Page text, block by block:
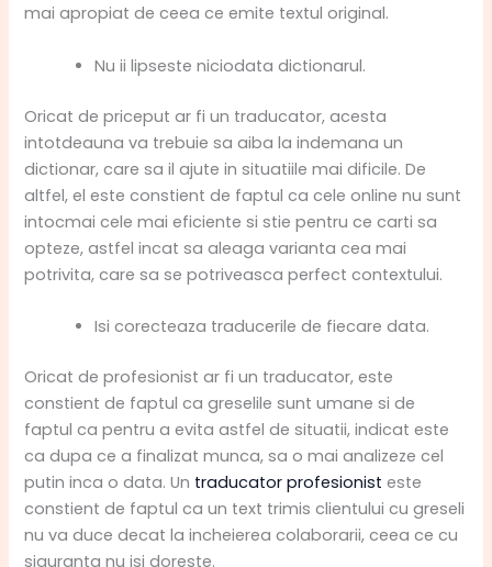
mai apropiat de ceea ce emite textul original.
Nu ii lipseste niciodata dictionarul.
Oricat de priceput ar fi un traducator, acesta
intotdeauna va trebuie sa aiba la indemana un
dictionar, care sa il ajute in situatiile mai dificile. De
altfel, el este constient de faptul ca cele online nu sunt
intocmai cele mai eficiente si stie pentru ce carti sa
opteze, astfel incat sa aleaga varianta cea mai
potrivita, care sa se potriveasca perfect contextului.
Isi corecteaza traducerile de fiecare data.
Oricat de profesionist ar fi un traducator, este
constient de faptul ca greselile sunt umane si de
faptul ca pentru a evita astfel de situatii, indicat este
ca dupa ce a finalizat munca, sa o mai analizeze cel
putin inca o data. Un traducator profesionist este
constient de faptul ca un text trimis clientului cu greseli
nu va duce decat la incheierea colaborarii, ceea ce cu
siguranta nu isi doreste.